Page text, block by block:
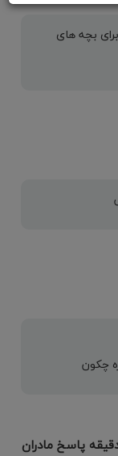
بچه های
چکون
الان سوال خود را بپرسید و کمتر از ۷ دقیقه پاسخ مادران